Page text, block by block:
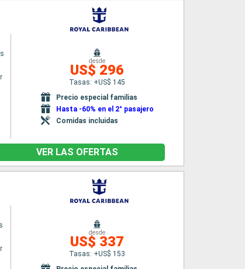
desde
US$ 296
Tasas: +US$ 145
Precio especial familias
Hasta -60% en el 2° pasajero
Comidas incluidas
VER LAS OFERTAS
desde
US$ 337
Tasas: +US$ 153